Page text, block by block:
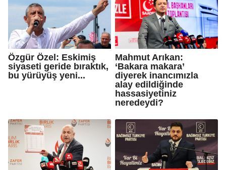
Özgür Özel: Eskimiş
siyaseti geride bıraktık,
bu yürüyüş yeni...
Mahmut Arıkan:
‘Bakara makara’
diyerek inancımızla
alay edildiğinde
hassasiyetiniz
neredeydi?